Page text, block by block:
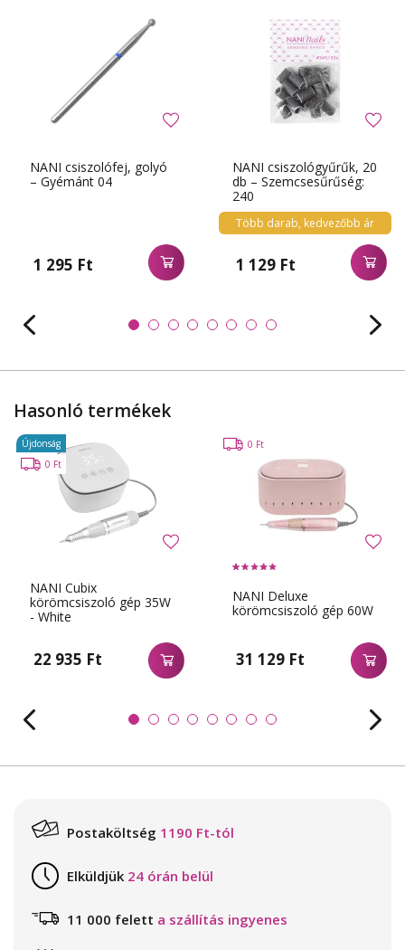
NANI csiszolófej, golyó
– Gyémánt 04
1 295 Ft
NANI csiszológyűrűk, 20
db – Szemcsesűrűség:
240
Több darab, kedvezőbb ár
1 129 Ft
Hasonló termékek
NANI Cubix
körömcsiszoló gép 35W
- White
22 935 Ft
Újdonság
0 Ft
NANI Deluxe
körömcsiszoló gép 60W
31 129 Ft
0 Ft
Postaköltség 1190 Ft-tól
Elküldjük 24 órán belül
11 000 felett a szállítás ingyenes